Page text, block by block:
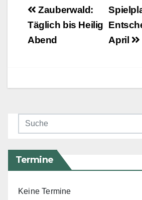
April
Zauberwald:
Täglich bis Heilig
Abend
Termine
Keine Termine